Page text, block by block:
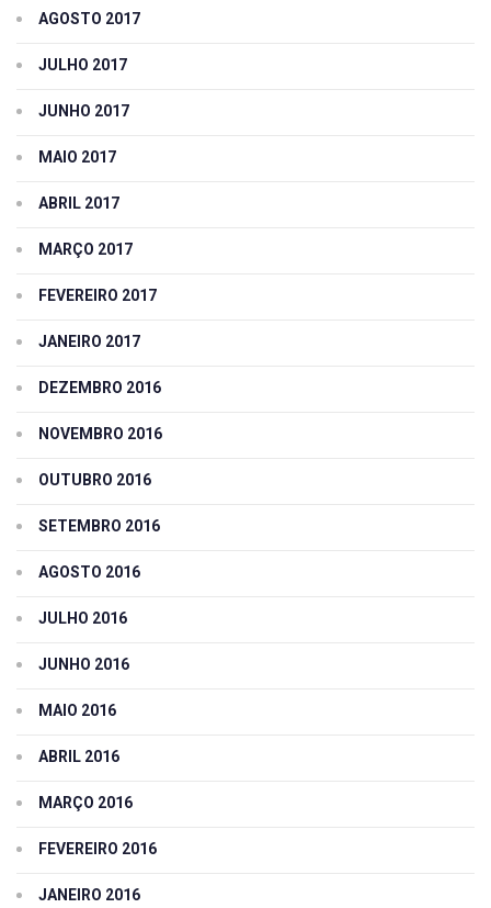
AGOSTO 2017
JULHO 2017
JUNHO 2017
MAIO 2017
ABRIL 2017
MARÇO 2017
FEVEREIRO 2017
JANEIRO 2017
DEZEMBRO 2016
NOVEMBRO 2016
OUTUBRO 2016
SETEMBRO 2016
AGOSTO 2016
JULHO 2016
JUNHO 2016
MAIO 2016
ABRIL 2016
MARÇO 2016
FEVEREIRO 2016
JANEIRO 2016